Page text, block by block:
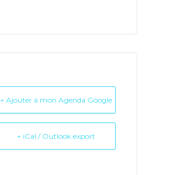
+ Ajouter à mon Agenda Google
+ iCal / Outlook export